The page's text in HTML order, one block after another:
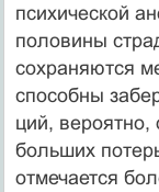
психической
половины
сохраняются
способны
ций, вероятно,
больших
отмечается